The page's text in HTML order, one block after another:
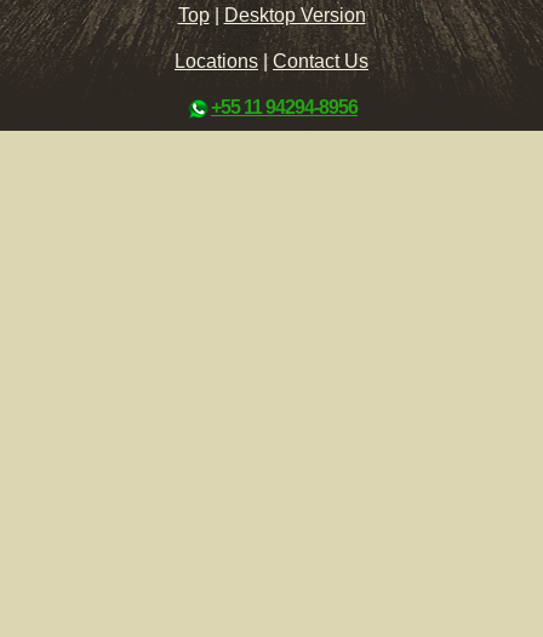
Top |Desktop Version
Locations|Contact Us
+55 11 94294-8956